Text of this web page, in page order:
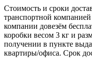
Стоимость и сроки
транспортной
компании довезём
коробки весом 3 кг и
получении в пункте
квартиры/офиса. Срок